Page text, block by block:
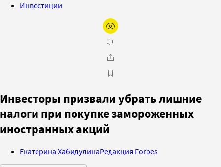
Инвестиции
Инвесторы призвали убрать лишние
налоги при покупке замороженных
иностранных акций
Екатерина ХабидулинаРедакция Forbes